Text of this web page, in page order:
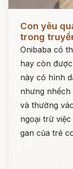
Con yêu
trong
Onibaba có
hay còn
này có hình
nhưng
và thường
ngoại trừ
gan của trẻ